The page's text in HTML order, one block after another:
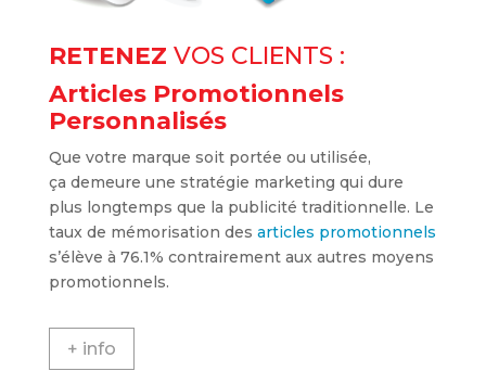
RETENEZ VOS CLIENTS :
Articles Promotionnels
Personnalisés
Que votre marque soit portée ou utilisée,
ça demeure une stratégie marketing qui dure
plus longtemps que la publicité traditionnelle. Le
taux de mémorisation des articles promotionnels
s’élève à 76.1% contrairement aux autres moyens
promotionnels.
+ info